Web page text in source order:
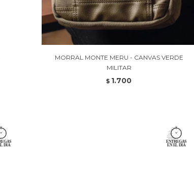
MORRAL MONTE MERU - CANVAS VERDE
MILITAR
$ 1.700